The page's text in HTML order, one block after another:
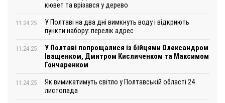
кювет та врізався у дерево
11.24.25
У Полтаві на два дні вимкнуть воду і відкриють
пункти набору: перелік адрес
11.24.25
У Полтаві попрощалися із бійцями Олександром
Іващенком, Дмитром Кисличенком та Максимом
Гончаренком
11.24.25
Як вимикатимуть світло у Полтавській області 24
листопада